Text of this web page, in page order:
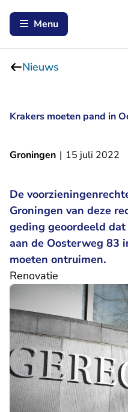
Menu
Nieuws
Krakers moeten pand in
Groningen | 15 juli 2022
De
Groningen van deze
geding geoordeeld
aan de Oosterweg 83
moeten ontruimen.
Renovatie